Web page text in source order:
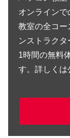
オンラインで
教室の全コー
ンストラクタ
1時間の無料
す。詳しくは